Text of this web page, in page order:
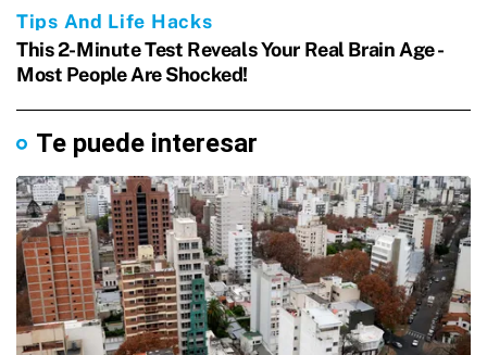
Te puede interesar